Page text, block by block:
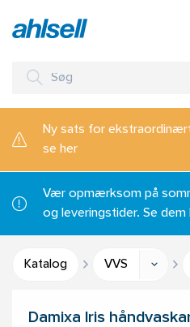
Ny sats for
se her
Vær opmærksom på
og leveringstider. Se dem
Katalog VVS
Damixa Iris